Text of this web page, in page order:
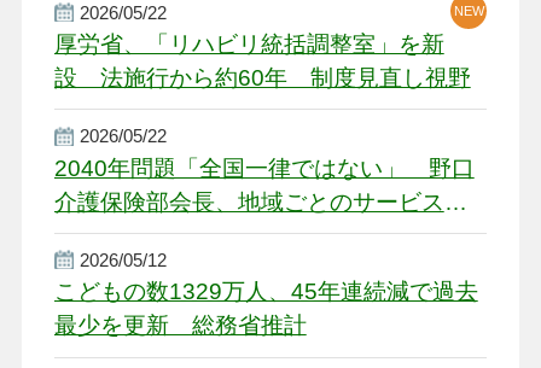
2026/05/22
厚労省、「リハビリ統括調整室」を新
設 法施行から約60年 制度見直し視野
NEW
2026/05/22
2040年問題「全国一律ではない」 野口
介護保険部会長、地域ごとのサービス基
盤整備を促す
2026/05/12
こどもの数1329万人、45年連続減で過去
最少を更新 総務省推計